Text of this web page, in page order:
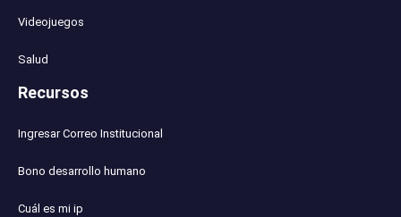
Videojuegos
Salud
Recursos
Ingresar Correo Institucional
Bono desarrollo humano
Cuál es mi ip